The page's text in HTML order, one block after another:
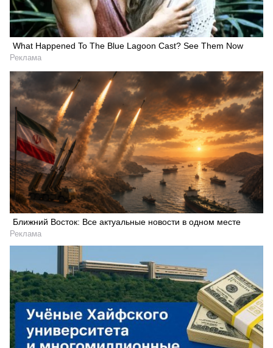
What Happened To The Blue Lagoon Cast? See Them Now
Реклама
Ближний Восток: Все актуальные новости в одном месте
Реклама